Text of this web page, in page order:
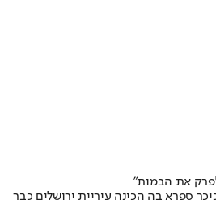
את הבמות"
ספרא בה הכינה עיריית ירושלים כבר